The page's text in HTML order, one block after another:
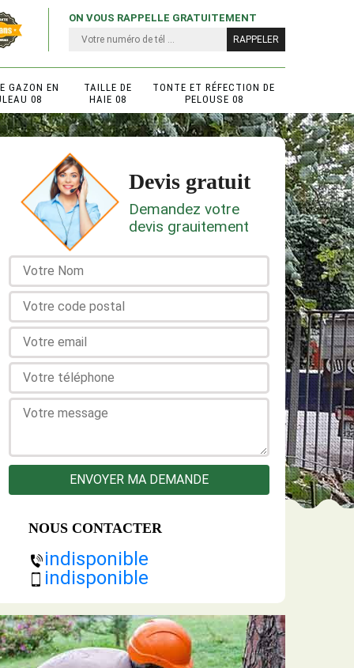
ON VOUS RAPPELLE GRATUITEMENT
GAZON EN
08
TAILLE DE
HAIE 08
TONTE ET RÉFECTION DE
PELOUSE 08
Devis gratuit
Demandez votre
devis grauitement
NOUS CONTACTER
indisponible
indisponible